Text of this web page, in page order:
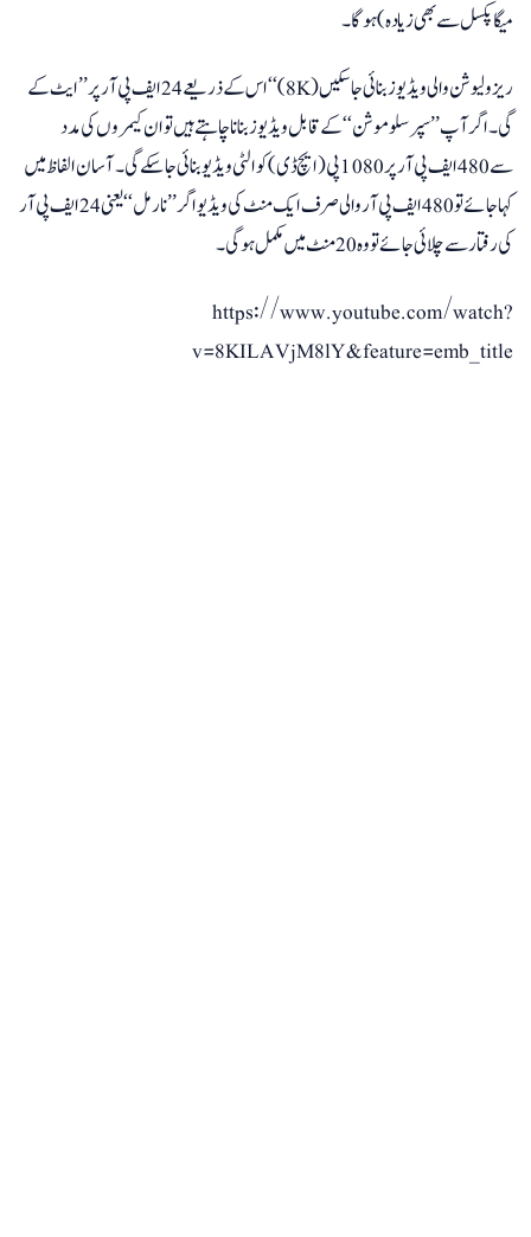
میگاپکسل سے بھی زیادہ) ہوگا۔
اس کے ذریعے 24 ایف پی آر پر ’’ایٹ کے‘‘ (8K) ریزولیوشن والی ویڈیوز بنائی جاسکیں
گی۔ اگر آپ ’’سپر سلوموشن‘‘ کے قابل ویڈیوز بنانا چاہتے ہیں تو ان کیمروں کی مدد
سے 480 ایف پی آر پر 1080 پی (ایچ ڈی) کوالٹی ویڈیو بنائی جاسکے گی۔ آسان الفاظ میں
کہا جائے تو 480 ایف پی آر والی صرف ایک منٹ کی ویڈیو اگر ’’نارمل‘‘ یعنی 24 ایف پی آر
کی رفتار سے چلائی جائے تو وہ 20 منٹ میں مکمل ہوگی۔
https://www.youtube.com/watch?
v=8KILAVjM8lY&feature=emb_title